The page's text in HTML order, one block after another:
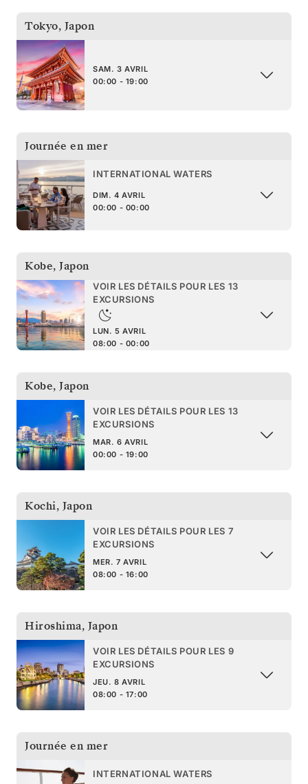
Tokyo, Japon
SAM. 3 AVRIL
00:00 - 19:00
Journée en mer
INTERNATIONAL WATERS
DIM. 4 AVRIL
00:00 - 00:00
Kobe, Japon
VOIR LES DÉTAILS POUR LES 13
EXCURSIONS
LUN. 5 AVRIL
08:00 - 00:00
Kobe, Japon
VOIR LES DÉTAILS POUR LES 13
EXCURSIONS
MAR. 6 AVRIL
00:00 - 19:00
Kochi, Japon
VOIR LES DÉTAILS POUR LES 7
EXCURSIONS
MER. 7 AVRIL
08:00 - 16:00
Hiroshima, Japon
VOIR LES DÉTAILS POUR LES 9
EXCURSIONS
JEU. 8 AVRIL
08:00 - 17:00
Journée en mer
INTERNATIONAL WATERS